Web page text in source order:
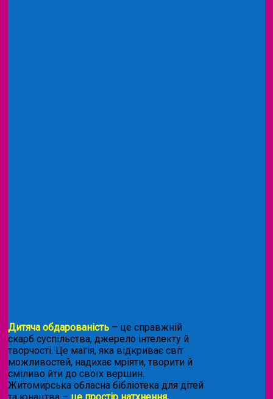
Дитяча обдарованість – це справжній
скарб суспільства, джерело інтелекту й
творчості. Це магія, яка відкриває світ
можливостей, надихає мріяти, творити й
сміливо йти до своїх вершин.
Житомирська обласна бібліотека для дітей